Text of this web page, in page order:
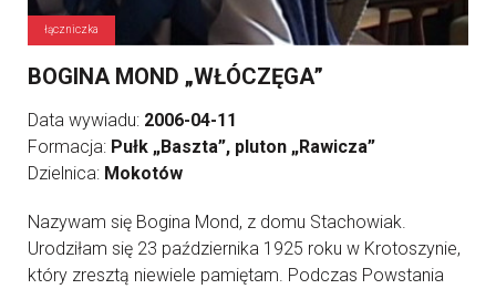
łączniczka
BOGINA MOND „WŁÓCZĘGA”
Data wywiadu: 2006-04-11
Formacja: Pułk „Baszta”, pluton „Rawicza”
Dzielnica: Mokotów
Nazywam się Bogina Mond, z domu Stachowiak.
Urodziłam się 23 października 1925 roku w Krotoszynie,
który zresztą niewiele pamiętam. Podczas Powstania